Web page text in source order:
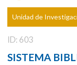
Unidad de
ID: 603
SISTEMA